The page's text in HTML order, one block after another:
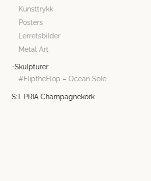
Kunsttrykk
Posters
Lerretsbilder
Metal Art
Skulpturer
#FliptheFlop – Ocean Sole
S:T PRIA Champagnekork